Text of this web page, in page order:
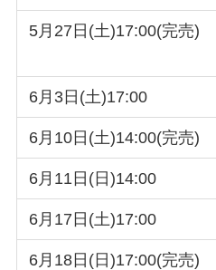
5月27日(土)17:00(完売)
6月3日(土)17:00
6月10日(土)14:00(完売)
6月11日(日)14:00
6月17日(土)17:00
6月18日(日)17:00(完売)